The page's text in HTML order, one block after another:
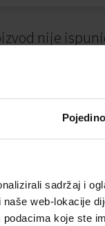
sadržaj i
web-lokacije
koje ste
nije
NAČINI